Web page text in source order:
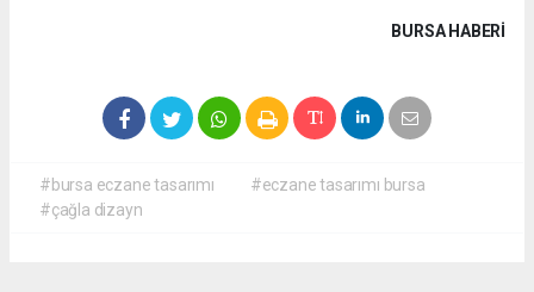
BURSA HABERİ
#bursa eczane tasarımı
#eczane tasarımı bursa
#çağla dizayn